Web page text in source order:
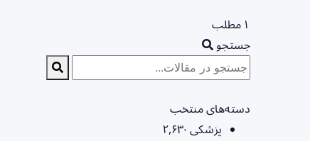
۱ مطلب
جستجو
دسته‌های منتخب
پزشکی ۲,۶۳۰